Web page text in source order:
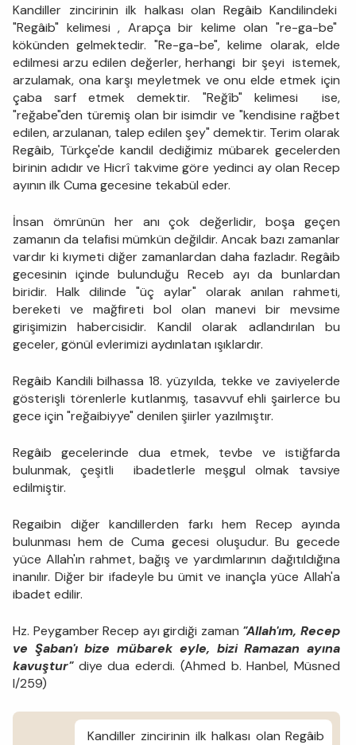
Kandiller zincirinin ilk halkası olan Regâib Kandilindeki
"Regâib" kelimesi , Arapça bir kelime olan "re-ga-be"
kökünden gelmektedir. "Re-ga-be", kelime olarak, elde
edilmesi arzu edilen değerler, herhangi bir şeyi istemek,
arzulamak, ona karşı meyletmek ve onu elde etmek için
çaba sarf etmek demektir. "Reğîb" kelimesi ise,
"reğabe"den türemiş olan bir isimdir ve "kendisine rağbet
edilen, arzulanan, talep edilen şey" demektir. Terim olarak
Regâib, Türkçe'de kandil dediğimiz mübarek gecelerden
birinin adıdır ve Hicrî takvime göre yedinci ay olan Recep
ayının ilk Cuma gecesine tekabül eder.
İnsan ömrünün her anı çok değerlidir, boşa geçen
zamanın da telafisi mümkün değildir. Ancak bazı zamanlar
vardır ki kıymeti diğer zamanlardan daha fazladır. Regâib
gecesinin içinde bulunduğu Receb ayı da bunlardan
biridir. Halk dilinde "üç aylar" olarak anılan rahmeti,
bereketi ve mağfireti bol olan manevi bir mevsime
girişimizin habercisidir. Kandil olarak adlandırılan bu
geceler, gönül evlerimizi aydınlatan ışıklardır.
Regâib Kandili bilhassa 18. yüzyılda, tekke ve zaviyelerde
gösterişli törenlerle kutlanmış, tasavvuf ehli şairlerce bu
gece için "reğaibiyye" denilen şiirler yazılmıştır.
Regâib gecelerinde dua etmek, tevbe ve istiğfarda
bulunmak, çeşitli ibadetlerle meşgul olmak tavsiye
edilmiştir.
Regaibin diğer kandillerden farkı hem Recep ayında
bulunması hem de Cuma gecesi oluşudur. Bu gecede
yüce Allah'ın rahmet, bağış ve yardımlarının dağıtıldığına
inanılır. Diğer bir ifadeyle bu ümit ve inançla yüce Allah'a
ibadet edilir.
Hz. Peygamber Recep ayı girdiği zaman "Allah'ım, Recep
ve Şaban'ı bize mübarek eyle, bizi Ramazan ayına
kavuştur" diye dua ederdi. (Ahmed b. Hanbel, Müsned
I/259)
Kandiller zincirinin ilk halkası olan Regâib